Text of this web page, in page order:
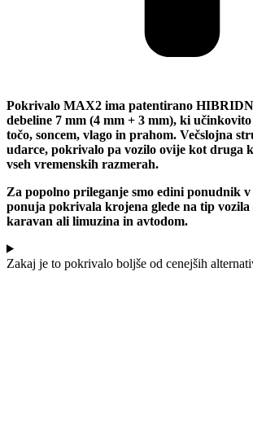
Pokrivalo MAX2 ima patentirano
debeline 7 mm (4 mm + 3 mm), ki
točo, soncem, vlago in prahom. Večslojna
udarce, pokrivalo pa vozilo ovije kot druga
vseh vremenskih razmerah.
Za popolno prileganje smo edini ponudnik
ponuja pokrivala krojena glede na tip vozila
karavan ali limuzina in avtodom.
Zakaj je to pokrivalo boljše od cenejših